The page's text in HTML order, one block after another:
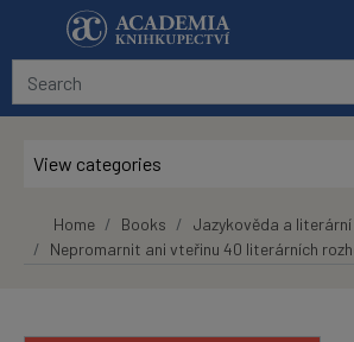
Skip to main content
View categories
Home Books
Jazykověda a literární
Nepromarnit ani vteřinu 40 literárních